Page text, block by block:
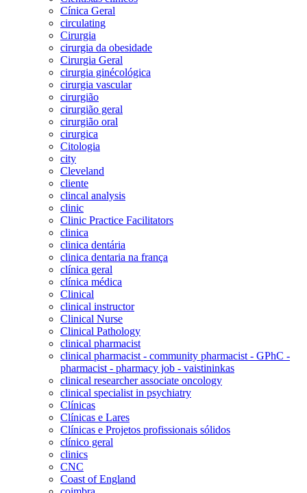
Cínica Geral
circulating
Cirurgia
cirurgia da obesidade
Cirurgia Geral
cirurgia ginécológica
cirurgia vascular
cirurgião
cirurgião geral
cirurgião oral
cirurgica
Citologia
city
Cleveland
cliente
clincal analysis
clinic
Clinic Practice Facilitators
clinica
clinica dentária
clinica dentaria na frança
clínica geral
clínica médica
Clinical
clinical instructor
Clinical Nurse
Clinical Pathology
clinical pharmacist
clinical pharmacist - community pharmacist - GPhC -
pharmacist - pharmacy job - vaistininkas
clinical researcher associate oncology
clinical specialist in psychiatry
Clínicas
Clínicas e Lares
Clínicas e Projetos profissionais sólidos
clínico geral
clinics
CNC
Coast of England